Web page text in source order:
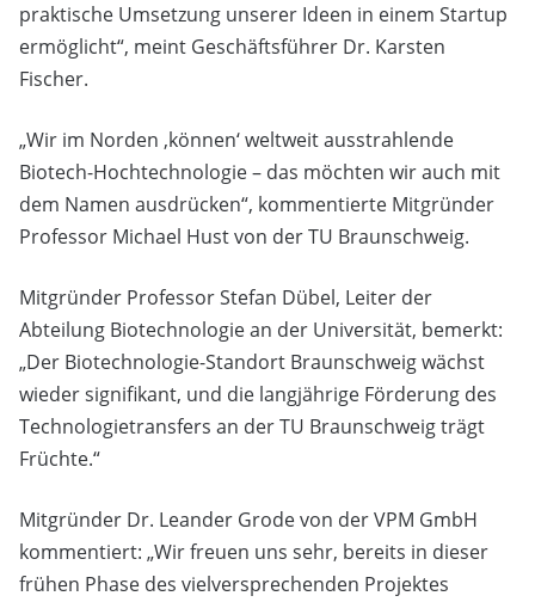
praktische Umsetzung unserer Ideen in einem Startup
ermöglicht“, meint Geschäftsführer Dr. Karsten
Fischer.
„Wir im Norden ‚können‘ weltweit ausstrahlende
Biotech-Hochtechnologie – das möchten wir auch mit
dem Namen ausdrücken“, kommentierte Mitgründer
Professor Michael Hust von der TU Braunschweig.
Mitgründer Professor Stefan Dübel, Leiter der
Abteilung Biotechnologie an der Universität, bemerkt:
„Der Biotechnologie-Standort Braunschweig wächst
wieder signifikant, und die langjährige Förderung des
Technologietransfers an der TU Braunschweig trägt
Früchte.“
Mitgründer Dr. Leander Grode von der VPM GmbH
kommentiert: „Wir freuen uns sehr, bereits in dieser
frühen Phase des vielversprechenden Projektes